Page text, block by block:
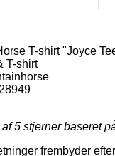
T-shirt "Joyce
T-shirt
5 stjerner baseret
frembyder